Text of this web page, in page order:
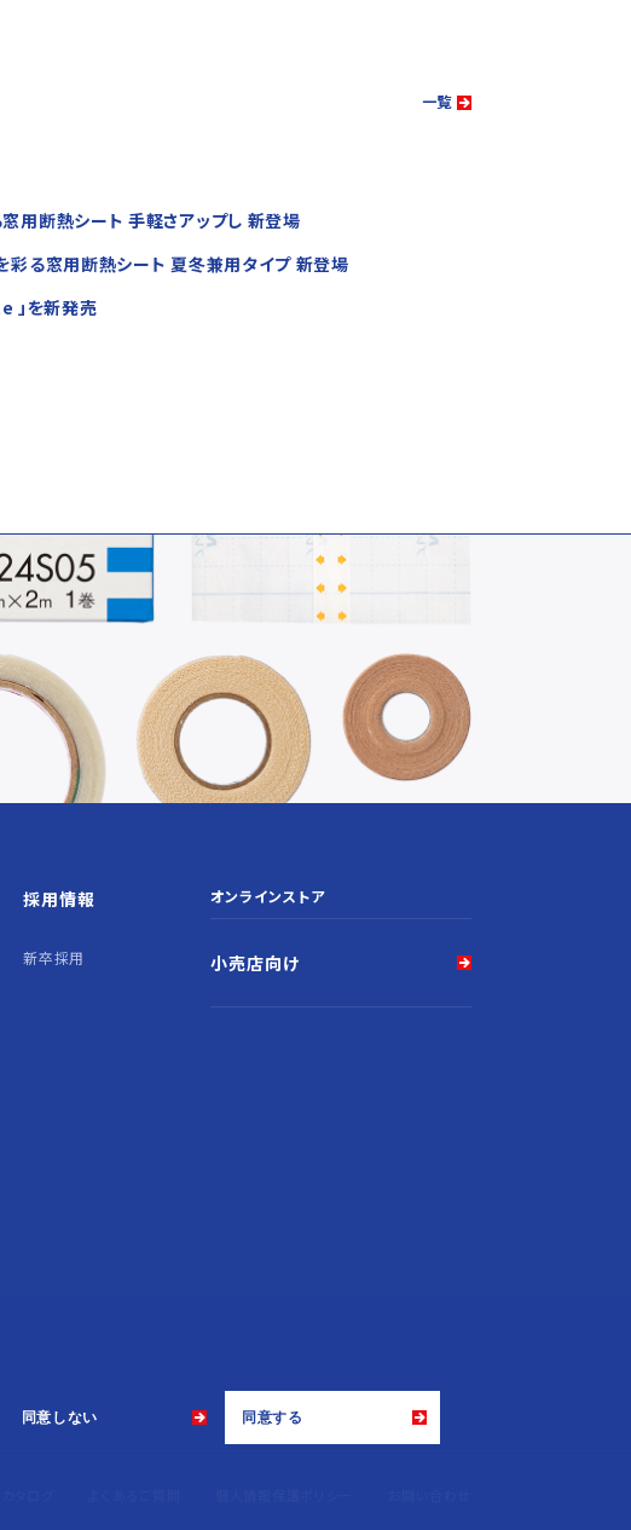
一覧
用断熱シート 手軽さアップし 新登場
る窓用断熱シート 夏冬兼用タイプ 新登場
」を新発売
採用情報
新卒採用
オンラインストア
小売店向け
同意しない 同意する